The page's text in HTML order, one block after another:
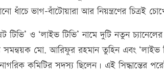
ভাগ-বাঁটোয়ারা আর নিয়ন্ত্রণের চিত্রই
টিভি’ ও ‘লাইভ টিভি’ নামে দুটি নতুন
সমন্বয়ক মো. আরিফুর রহমান তুহিন এবং ‘লাইভ
কমিটির সদস্য ছিলেন। এই সিদ্ধান্তের